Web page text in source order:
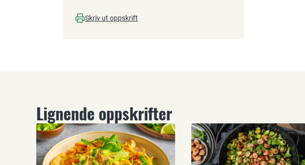
Skriv ut oppskrift
Lignende oppskrifter